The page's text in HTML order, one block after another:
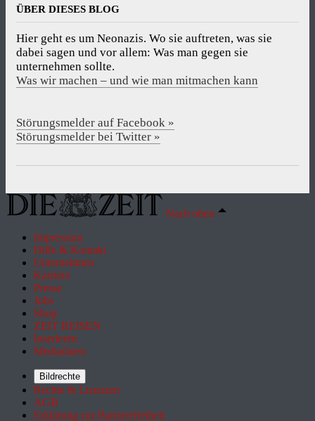
ÜBER DIESES BLOG
Hier geht es um Neonazis. Wo sie auftreten, was sie
dabei sagen und vor allem: Was man gegen sie
unternehmen sollte.
Was wir machen – und wie man mitmachen kann
Störungsmelder auf Facebook »
Störungsmelder bei Twitter »
Nach oben
Impressum
Hilfe & Kontakt
Unternehmen
Karriere
Presse
Jobs
Shop
ZEIT REISEN
Inserieren
Mediadaten
Bildrechte
Rechte & Lizenzen
AGB
Erklärung zur Barrierefreiheit